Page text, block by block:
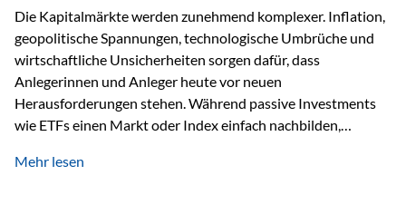
Die Kapitalmärkte werden zunehmend komplexer. Inflation,
geopolitische Spannungen, technologische Umbrüche und
wirtschaftliche Unsicherheiten sorgen dafür, dass
Anlegerinnen und Anleger heute vor neuen
Herausforderungen stehen. Während passive Investments
wie ETFs einen Markt oder Index einfach nachbilden,
setzen auf die Expertise erfahrener Fondsmanager, die
Mehr lesen